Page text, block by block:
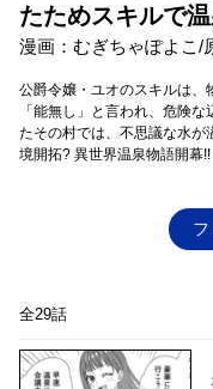
たためスキルで
漫画：むぎちゃぽよこ/
公爵令嬢・ユオのスキルは、
「能無し」と言われ、危険
たその村では、不思議な水
境開拓? 異世界温泉物語開幕!!
全29話